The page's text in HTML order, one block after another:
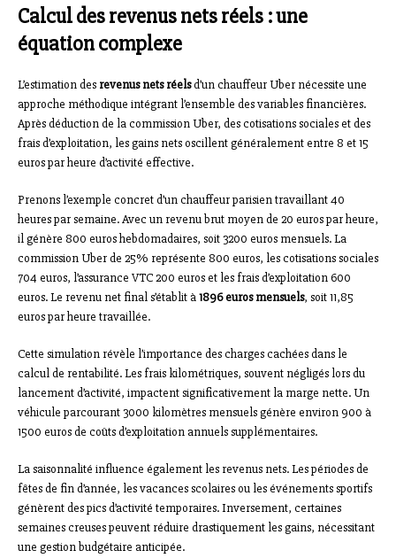
Calcul des revenus nets réels : une
équation complexe
L’estimation des revenus nets réelsd’un chauffeur Uber nécessite une
approche méthodique intégrant l’ensemble des variables financières.
Après déduction de la commission Uber, des cotisations sociales et des
frais d’exploitation, les gains nets oscillent généralement entre 8 et 15
euros par heure d’activité effective.
Prenons l’exemple concret d’un chauffeur parisien travaillant 40
heures par semaine. Avec un revenu brut moyen de 20 euros par heure,
il génère 800 euros hebdomadaires, soit 3200 euros mensuels. La
commission Uber de 25% représente 800 euros, les cotisations sociales
704 euros, l’assurance VTC 200 euros et les frais d’exploitation 600
euros. Le revenu net final s’établit à1896 euros mensuels, soit 11,85
euros par heure travaillée.
Cette simulation révèle l’importance des charges cachées dans le
calcul de rentabilité. Les frais kilométriques, souvent négligés lors du
lancement d’activité, impactent significativement la marge nette. Un
véhicule parcourant 3000 kilomètres mensuels génère environ 900 à
1500 euros de coûts d’exploitation annuels supplémentaires.
La saisonnalité influence également les revenus nets. Les périodes de
fêtes de fin d’année, les vacances scolaires ou les événements sportifs
génèrent des pics d’activité temporaires. Inversement, certaines
semaines creuses peuvent réduire drastiquement les gains, nécessitant
une gestion budgétaire anticipée.